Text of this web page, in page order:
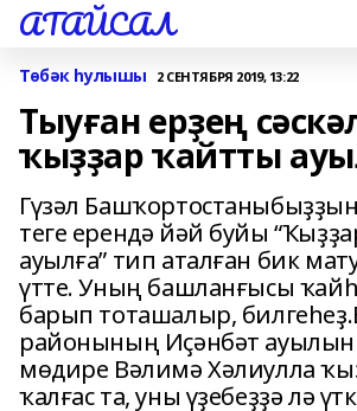
АТАЙСАЛ
Төбәк һулышы 2 СЕНТЯБРЯ 2019, 13:22
Тыуған ерҙең
ҡыҙҙар ҡайтты
Гүзәл
теге ерендә йәй буйы
ауылға” тип аталған бик
үтте. Уның башланғысы
барып тоташалыр,
районының Иҫәнбәт
мөдире Вәлимә Хәлиулла
ҡалғас та, уны үҙебеҙҙә лә